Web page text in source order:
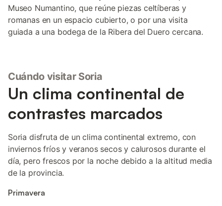
Museo Numantino, que reúne piezas celtíberas y
romanas en un espacio cubierto, o por una visita
guiada a una bodega de la Ribera del Duero cercana.
Cuándo visitar Soria
Un clima continental de
contrastes marcados
Soria disfruta de un clima continental extremo, con
inviernos fríos y veranos secos y calurosos durante el
día, pero frescos por la noche debido a la altitud media
de la provincia.
Primavera